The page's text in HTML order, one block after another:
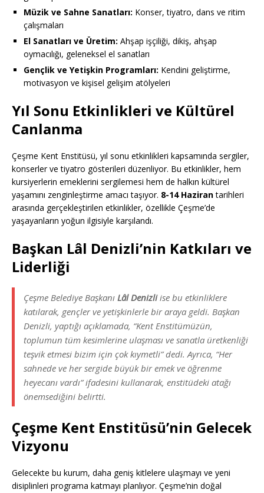
Müzik ve Sahne Sanatları: Konser, tiyatro, dans ve ritim
çalışmaları
El Sanatları ve Üretim: Ahşap işçiliği, dikiş, ahşap
oymacılığı, geleneksel el sanatları
Gençlik ve Yetişkin Programları: Kendini geliştirme,
motivasyon ve kişisel gelişim atölyeleri
Yıl Sonu Etkinlikleri ve Kültürel
Canlanma
Çeşme Kent Enstitüsü, yıl sonu etkinlikleri kapsamında sergiler,
konserler ve tiyatro gösterileri düzenliyor. Bu etkinlikler, hem
kursiyerlerin emeklerini sergilemesi hem de halkın kültürel
yaşamını zenginleştirme amacı taşıyor. 8-14 Hazirantarihleri
arasında gerçekleştirilen etkinlikler, özellikle Çeşme’de
yaşayanların yoğun ilgisiyle karşılandı.
Başkan Lâl Denizli’nin Katkıları ve
Liderliği
Çeşme Belediye Başkanı Lâl Denizliise bu etkinliklere
katılarak, gençler ve yetişkinlerle bir araya geldi. Başkan
Denizli, yaptığı açıklamada, “Kent Enstitümüzün,
toplumun tüm kesimlerine ulaşması ve sanatla üretkenliği
teşvik etmesi bizim için çok kıymetli” dedi. Ayrıca, “Her
sahnede ve her sergide büyük bir emek ve öğrenme
heyecanı vardı” ifadesini kullanarak, enstitüdeki atağı
önemsediğini belirtti.
Çeşme Kent Enstitüsü’nin Gelecek
Vizyonu
Gelecekte bu kurum, daha geniş kitlelere ulaşmayı ve yeni
disiplinleri programa katmayı planlıyor. Çeşme’nin doğal